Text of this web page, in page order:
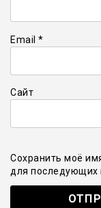
Email *
Сайт
Сохранить моё
для последующих